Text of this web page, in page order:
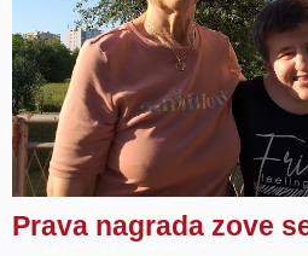
Prava nagrada zove